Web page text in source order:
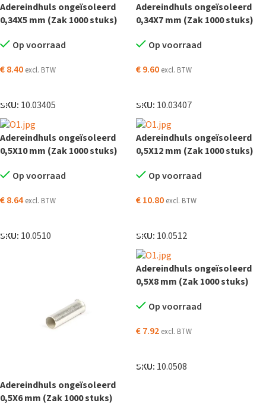
Adereindhuls ongeïsoleerd
0,34X5 mm (Zak 1000 stuks)
Op voorraad
€8.40 excl. BTW
SKU: 10.03405
Adereindhuls ongeïsoleerd
0,34X7 mm (Zak 1000 stuks)
Op voorraad
€9.60 excl. BTW
SKU: 10.03407
Adereindhuls ongeïsoleerd
0,5X10 mm (Zak 1000 stuks)
Op voorraad
€8.64 excl. BTW
SKU: 10.0510
Adereindhuls ongeïsoleerd
0,5X12 mm (Zak 1000 stuks)
Op voorraad
€10.80 excl. BTW
SKU: 10.0512
Adereindhuls ongeïsoleerd
0,5X6 mm (Zak 1000 stuks)
Adereindhuls ongeïsoleerd
0,5X8 mm (Zak 1000 stuks)
Op voorraad
€7.92 excl. BTW
SKU: 10.0508